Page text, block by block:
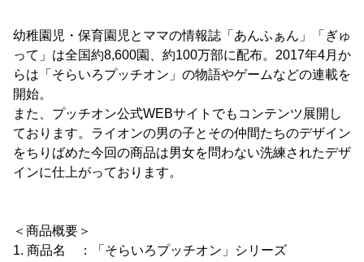
幼稚園児・保育園児とママの情報誌「あんふぁん」「ぎゅ
って」は全国約8,600園、約100万部に配布。2017年4月か
らは「そらいろプッチオン」の物語やゲームなどの連載を
開始。
また、プッチオン公式WEBサイトでもコンテンツ展開し
ております。ライオンの男の子とその仲間たちのデザイン
をちりばめた今回の商品は男女を問わない洗練されたデザ
インに仕上がっております。
＜商品概要＞
1. 商品名 ：「そらいろプッチオン」シリーズ